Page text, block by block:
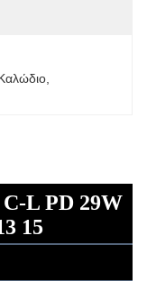
C-L PD 29W
15